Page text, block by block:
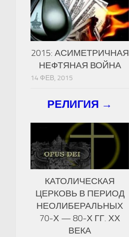
2015: АСИМЕТРИЧНАЯ
НЕФТЯНАЯ ВОЙНА
14 ФЕВ, 2015
РЕЛИГИЯ →
КАТОЛИЧЕСКАЯ
ЦЕРКОВЬ В ПЕРИОД
НЕОЛИБЕРАЛЬНЫХ
70-Х — 80-Х ГГ. ХХ
ВЕКА